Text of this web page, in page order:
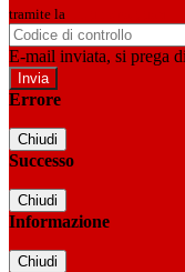
tramite la
E-mail inviata, si prega
Errore
Chiudi
Successo
Chiudi
Informazione
Chiudi